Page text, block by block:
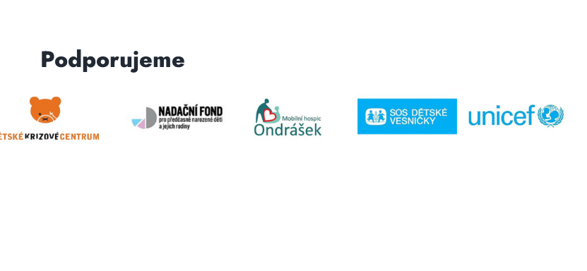
Podporujeme